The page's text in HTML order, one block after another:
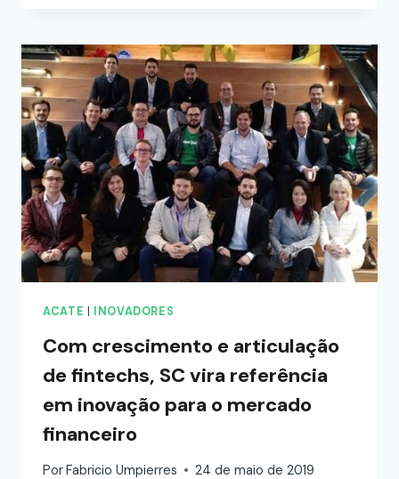
ACATE INOVADORES
Com crescimento e articulação
de fintechs, SC vira referência
em inovação para o mercado
financeiro
PorFabricio Umpierres 24 de maio de 2019